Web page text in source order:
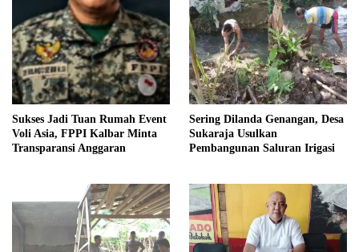
Sukses Jadi Tuan Rumah Event
Voli Asia, FPPI Kalbar Minta
Transparansi Anggaran
Sering Dilanda Genangan, Desa
Sukaraja Usulkan
Pembangunan Saluran Irigasi